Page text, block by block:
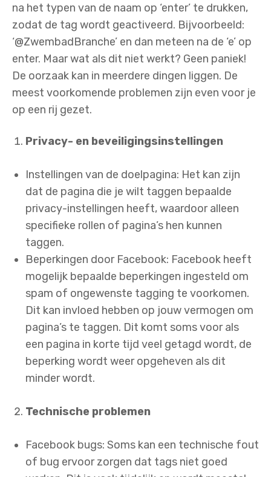
na het typen van de naam op ‘enter’ te drukken,
zodat de tag wordt geactiveerd. Bijvoorbeeld:
‘@ZwembadBranche’ en dan meteen na de ‘e’ op
enter. Maar wat als dit niet werkt? Geen paniek!
De oorzaak kan in meerdere dingen liggen. De
meest voorkomende problemen zijn even voor je
op een rij gezet.
Privacy- en beveiligingsinstellingen
Instellingen van de doelpagina: Het kan zijn
dat de pagina die je wilt taggen bepaalde
privacy-instellingen heeft, waardoor alleen
specifieke rollen of pagina’s hen kunnen
taggen.
Beperkingen door Facebook: Facebook heeft
mogelijk bepaalde beperkingen ingesteld om
spam of ongewenste tagging te voorkomen.
Dit kan invloed hebben op jouw vermogen om
pagina’s te taggen. Dit komt soms voor als
een pagina in korte tijd veel getagd wordt, de
beperking wordt weer opgeheven als dit
minder wordt.
Technische problemen
Facebook bugs: Soms kan een technische fout
of bug ervoor zorgen dat tags niet goed